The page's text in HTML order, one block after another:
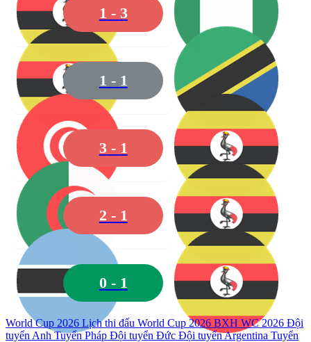
1 - 3
1 - 1
3- 1
2 - 1
0- 1
World Cup 2026 Lịch thi đấu World Cup 2026 BXH WC 2026 Đội
tuyển Anh Tuyển Pháp Đội tuyển Đức Đội tuyển Argentina Tuyển